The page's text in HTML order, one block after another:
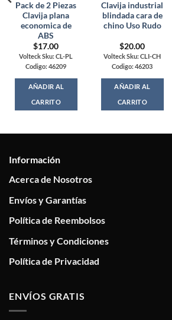
Pack de 2 Piezas
Clavija plana
economica de
ABS
$17.00
Volteck Sku: CL-PL
Codigo: 46209
AÑADIR AL
CARRITO
Clavija industrial
blindada cara de
chino Uso Rudo
$20.00
Volteck Sku: CLI-CH
Codigo: 46203
AÑADIR AL
CARRITO
Información
Acerca de Nosotros
Envíos y Garantías
Política de Reembolsos
Términos y Condiciones
Política de Privacidad
ENVÍOS GRATIS